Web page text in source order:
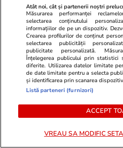
poate simplifica mesele
săptămânale
Lifestyle
Ce este agar-agar și cum se
utilizează
Atât noi, cât și partenerii noștri
Măsurarea performanței
selectarea conținutului
informațiilor de pe un dispozitiv.
Crearea profilurilor de conținut
selectarea publicității
publicitate personalizată.
Înțelegerea publicului prin
diferite. Utilizarea datelor limitate
de date limitate pentru a selecta
și identificarea prin scanarea
Listă parteneri (furnizori)
ACCEPT
VREAU SA MODIFIC